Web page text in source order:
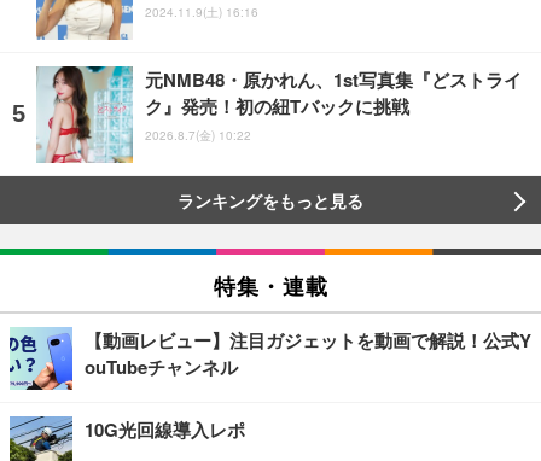
2024.11.9(土) 16:16
元NMB48・原かれん、1st写真集『どストライ
ク』発売！初の紐Tバックに挑戦
2026.8.7(金) 10:22
ランキングをもっと見る
特集・連載
【動画レビュー】注目ガジェットを動画で解説！公式Y
ouTubeチャンネル
10G光回線導入レポ